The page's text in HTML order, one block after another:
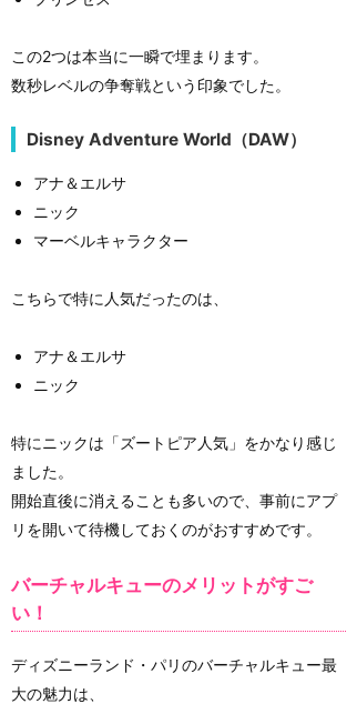
この2つは本当に一瞬で埋まります。
数秒レベルの争奪戦という印象でした。
Disney Adventure World（DAW）
アナ＆エルサ
ニック
マーベルキャラクター
こちらで特に人気だったのは、
アナ＆エルサ
ニック
特にニックは「ズートピア人気」をかなり感じ
ました。
開始直後に消えることも多いので、事前にアプ
リを開いて待機しておくのがおすすめです。
バーチャルキューのメリットがすご
い！
ディズニーランド・パリのバーチャルキュー最
大の魅力は、